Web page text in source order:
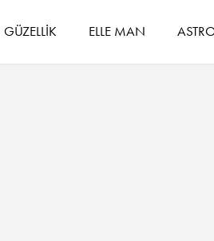
GÜZELLİK ELLE MAN